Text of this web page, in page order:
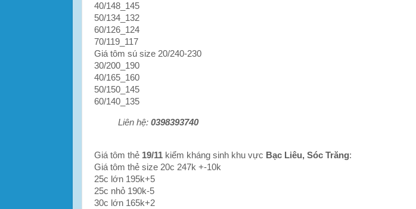
40/148_145
50/134_132
60/126_124
70/119_117
Giá tôm sú size 20/240-230
30/200_190
40/165_160
50/150_145
60/140_135
Liên hệ: 0398393740
Giá tôm thẻ 19/11 kiểm kháng sinh khu vực Bạc Liêu, Sóc Trăng:
Giá tôm thẻ size 20c 247k +-10k
25c lớn 195k+5
25c nhỏ 190k-5
30c lớn 165k+2